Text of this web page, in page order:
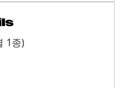
1종)